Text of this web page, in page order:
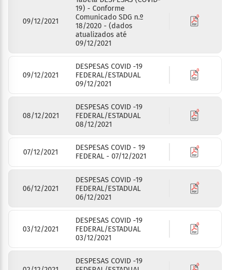
09/12/2021
19) - Conforme
Comunicado SDG n.º
18/2020 - (dados
atualizados até
09/12/2021
09/12/2021
DESPESAS COVID -19
FEDERAL/ESTADUAL
09/12/2021
08/12/2021
DESPESAS COVID -19
FEDERAL/ESTADUAL
08/12/2021
07/12/2021
DESPESAS COVID - 19
FEDERAL - 07/12/2021
06/12/2021
DESPESAS COVID -19
FEDERAL/ESTADUAL
06/12/2021
03/12/2021
DESPESAS COVID -19
FEDERAL/ESTADUAL
03/12/2021
DESPESAS COVID -19